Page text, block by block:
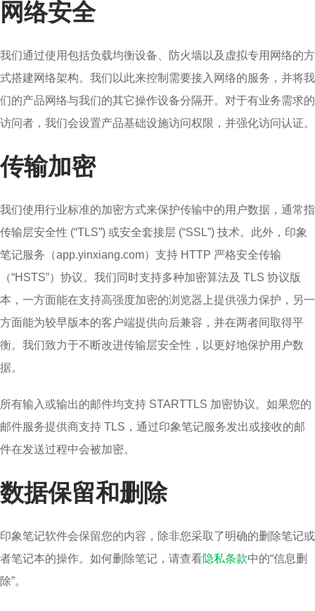
网络安全
我们通过使用包括负载均衡设备、防火墙以及虚拟专用网络的方
式搭建网络架构。我们以此来控制需要接入网络的服务，并将我
们的产品网络与我们的其它操作设备分隔开。对于有业务需求的
访问者，我们会设置产品基础设施访问权限，并强化访问认证。
传输加密
我们使用行业标准的加密方式来保护传输中的用户数据，通常指
传输层安全性 (“TLS”) 或安全套接层 (“SSL”) 技术。此外，印象
笔记服务（app.yinxiang.com）支持 HTTP 严格安全传输
（“HSTS”）协议。我们同时支持多种加密算法及 TLS 协议版
本，一方面能在支持高强度加密的浏览器上提供强力保护，另一
方面能为较早版本的客户端提供向后兼容，并在两者间取得平
衡。我们致力于不断改进传输层安全性，以更好地保护用户数
据。
所有输入或输出的邮件均支持 STARTTLS 加密协议。如果您的
邮件服务提供商支持 TLS，通过印象笔记服务发出或接收的邮
件在发送过程中会被加密。
数据保留和删除
印象笔记软件会保留您的内容，除非您采取了明确的删除笔记或
者笔记本的操作。如何删除笔记，请查看隐私条款中的“信息删
除”。